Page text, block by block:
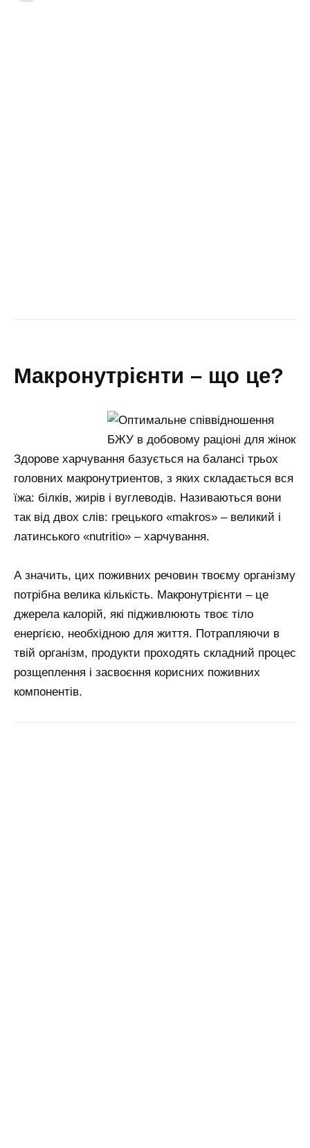
макронутрієнти – що це?
Здорове харчування базується на балансі трьох
головних макронутриентов, з яких складається вся
їжа: білків, жирів і вуглеводів. Називаються вони
так від двох слів: грецького «makros» – великий і
латинського «nutritio» – харчування.
А значить, цих поживних речовин твоєму організму
потрібна велика кількість. Макронутрієнти – це
джерела калорій, які підживлюють твоє тіло
енергією, необхідною для життя. Потрапляючи в
твій організм, продукти проходять складний процес
розщеплення і засвоєння корисних поживних
компонентів.